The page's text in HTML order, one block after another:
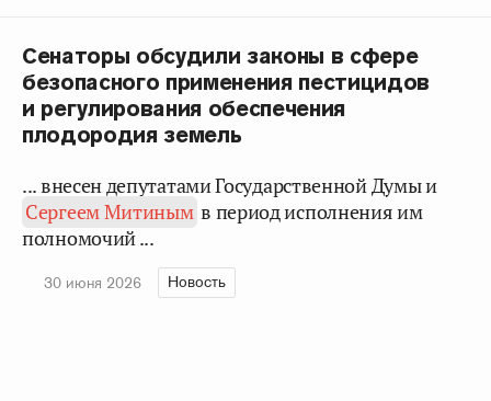
Сенаторы обсудили законы в сфере
безопасного применения пестицидов
и регулирования обеспечения
плодородия земель
... внесен депутатами Государственной Думы и
Сергеем Митиным в период исполнения им
полномочий ...
30 июня 2026 Новость